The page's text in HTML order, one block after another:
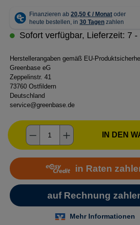
Sofort verfügbar, Lieferzeit: 7 -
Herstellerangaben gemäß EU-
Greenbase eG
Zeppelinstr. 41
73760 Ostfildern
Deutschland
service@greenbase.de
Produkt Anzahl: Gib
IN DEN